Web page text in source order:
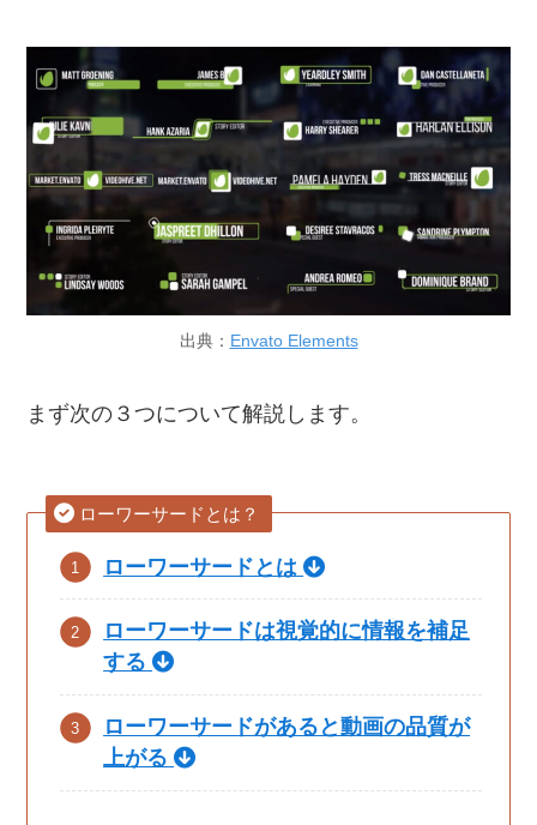
出典： Envato Elements
まず次の３つについて解説します。
ローワーサードとは？
ローワーサードとは
ローワーサードは視覚的に情報を補足
する
ローワーサードがあると動画の品質が
上がる